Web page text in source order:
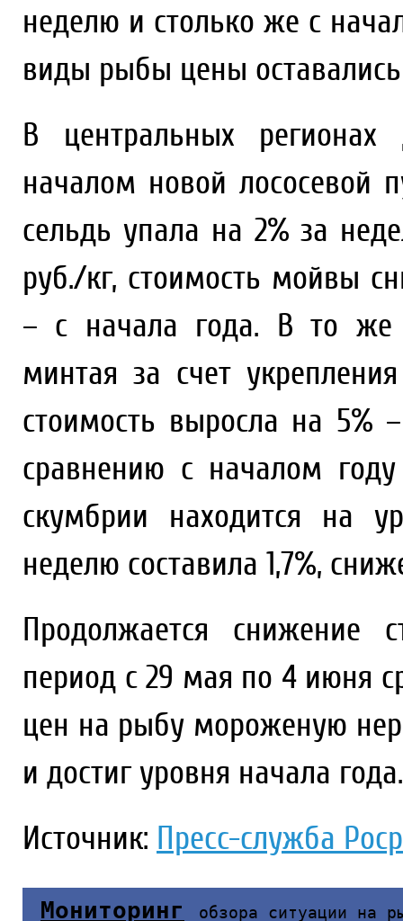
неделю и столько же с
виды рыбы цены
В центральных
началом новой лососевой
сельдь упала на 2% за
руб./кг, стоимость мойвы
– с начала года. В то же
минтая за счет
стоимость выросла на 5%
сравнению с началом
скумбрии находится на
неделю составила 1,7%,
Продолжается
период с 29 мая по 4 июня
цен на рыбу мороженую
и достиг уровня начала
Источник: Пресс-служба
Мониторинг обзора ситуации на